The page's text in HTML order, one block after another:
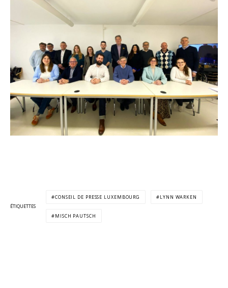
ÉTIQUETTES
CONSEIL DE PRESSE LUXEMBOURG LYNN WARKEN
MISCH PAUTSCH